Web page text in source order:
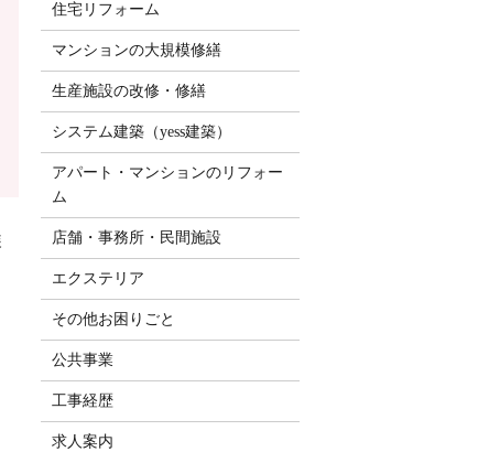
住宅リフォーム
マンションの大規模修繕
生産施設の改修・修繕
システム建築（yess建築）
アパート・マンションのリフォー
ム
店舗・事務所・民間施設
エクステリア
その他お困りごと
公共事業
工事経歴
求人案内